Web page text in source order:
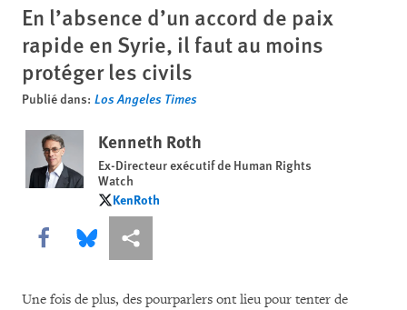
En l’absence d’un accord de paix
rapide en Syrie, il faut au moins
protéger les civils
Publié dans: Los Angeles Times
Kenneth Roth
Ex-Directeur exécutif de Human Rights
Watch
KenRoth
KenRoth
Share this via Facebook
Share this via Bluesky
Share this via Partagez
Une fois de plus, des pourparlers ont lieu pour tenter de